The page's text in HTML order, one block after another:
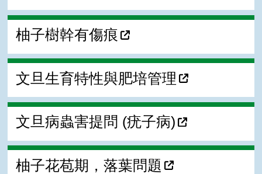
柚子樹幹有傷痕
文旦生育特性與肥培管理
文旦病蟲害提問 (疣子病)
柚子花苞期，落葉問題